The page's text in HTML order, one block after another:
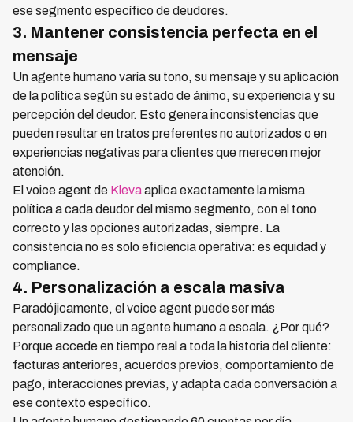
ese segmento específico de deudores.
3. Mantener consistencia perfecta en el
mensaje
Un agente humano varía su tono, su mensaje y su aplicación
de la política según su estado de ánimo, su experiencia y su
percepción del deudor. Esto genera inconsistencias que
pueden resultar en tratos preferentes no autorizados o en
experiencias negativas para clientes que merecen mejor
atención.
El voice agent de Klevaaplica exactamente la misma
política a cada deudor del mismo segmento, con el tono
correcto y las opciones autorizadas, siempre. La
consistencia no es solo eficiencia operativa: es equidad y
compliance.
4. Personalización a escala masiva
Paradójicamente, el voice agent puede ser más
personalizado que un agente humano a escala. ¿Por qué?
Porque accede en tiempo real a toda la historia del cliente:
facturas anteriores, acuerdos previos, comportamiento de
pago, interacciones previas, y adapta cada conversación a
ese contexto específico.